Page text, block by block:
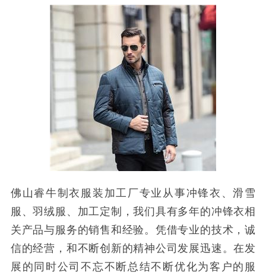
佛山睿牛制衣服装加工厂专业从事冲锋衣、滑雪
服、羽绒服、加工定制，我们具有多年的冲锋衣相
关产品与服务的销售和经验。凭借专业的技术，诚
信的经营，和不断创新的精神公司发展迅速。在发
展的同时公司不忘不断总结不断优化为客户的服